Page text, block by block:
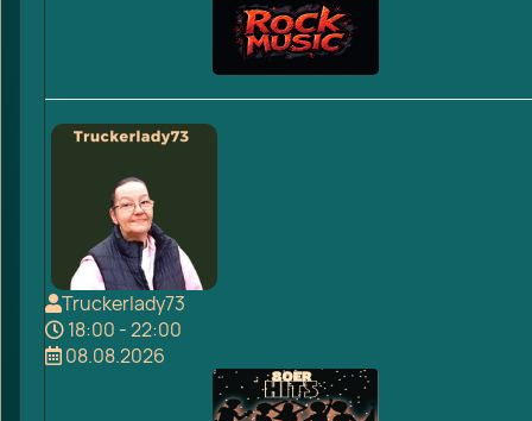
Truckerlady73
18:00 - 22:00
08.08.2026